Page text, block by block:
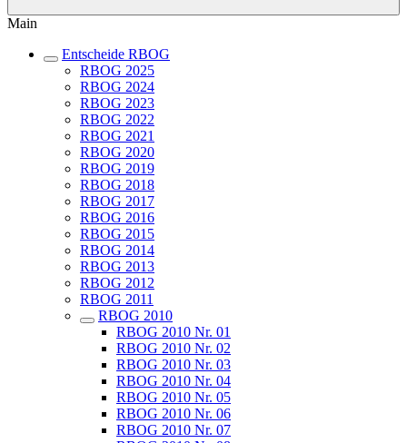
Main
Entscheide RBOG
RBOG 2025
RBOG 2024
RBOG 2023
RBOG 2022
RBOG 2021
RBOG 2020
RBOG 2019
RBOG 2018
RBOG 2017
RBOG 2016
RBOG 2015
RBOG 2014
RBOG 2013
RBOG 2012
RBOG 2011
RBOG 2010
RBOG 2010 Nr. 01
RBOG 2010 Nr. 02
RBOG 2010 Nr. 03
RBOG 2010 Nr. 04
RBOG 2010 Nr. 05
RBOG 2010 Nr. 06
RBOG 2010 Nr. 07